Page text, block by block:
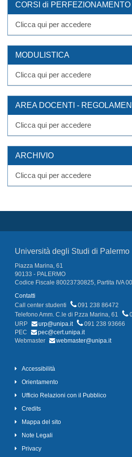
CORSI di PERFEZIONAMENTO
Clicca qui per accedere
MODULISTICA
Clicca qui per accedere
AREA DOCENTI -
Clicca qui per accedere
ARCHIVIO
Clicca qui per accedere
Università degli Studi di Palermo
Piazza Marina, 61
90133 - PALERMO
Codice Fiscale 80023730825, Partita IVA
Contatti
Call center studenti
091 238 86472
Telefono Amm. C.le di P.zza Marina, 61
URP
urp@unipa.it
091 238 93666
PEC
pec@cert.unipa.it
Webmaster
webmaster@unipa.it
Accessibilità
Orientamento
Ufficio Relazioni con il Pubblico
Credits
Mappa del sito
Note Legali
Privacy